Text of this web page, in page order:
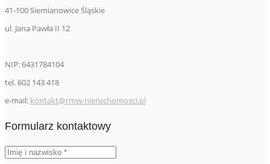
41-100 Siemianowice Śląskie
ul. Jana Pawła II 12
NIP: 6431784104
tel. 602 143 418
e-mail: kontakt@rmw-nieruchomosci.pl
Formularz kontaktowy